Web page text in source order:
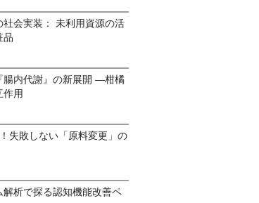
会実装： 未利用資源の活
品
腸内代謝』の新展開 —柑橘
作用
失敗しない「原料変更」の
析で探る認知機能改善ペ